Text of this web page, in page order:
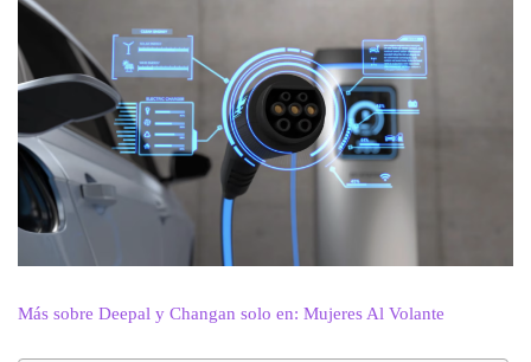
Más sobre Deepal y Changan solo en: Mujeres Al Volante